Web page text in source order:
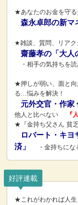
★あなたのお金を守
森永卓郎の新マ
★雑談、質問、リア
齋藤孝の「大人
・相手の気持ちを
★押しが弱い、面と向
る…悩みを解決！
元外交官・作家
他人と比べない
『
★『金持ち父さん 貧
ロバート・キ
済」
・金持ちにな
好評連載
★これがわかれば人生